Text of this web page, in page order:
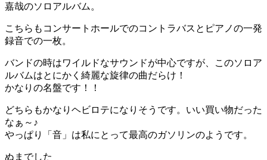
嘉哉のソロアルバム。
こちらもコンサートホールでのコントラバスとピアノの一発
録音での一枚。
バンドの時はワイルドなサウンドが中心ですが、このソロア
ルバムはとにかく綺麗な旋律の曲だらけ！
かなりの名盤です！！
どちらもかなりヘビロテになりそうです。いい買い物だった
なぁ～♪
やっぱり「音」は私にとって最高のガソリンのようです。
ぬまでした